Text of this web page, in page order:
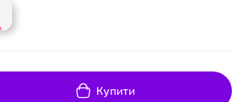
Купити